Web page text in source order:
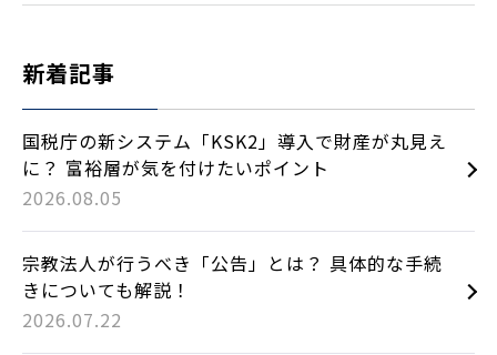
新着記事
国税庁の新システム「KSK2」導入で財産が丸見え
に？ 富裕層が気を付けたいポイント
2026.08.05
宗教法人が行うべき「公告」とは？ 具体的な手続
きについても解説！
2026.07.22